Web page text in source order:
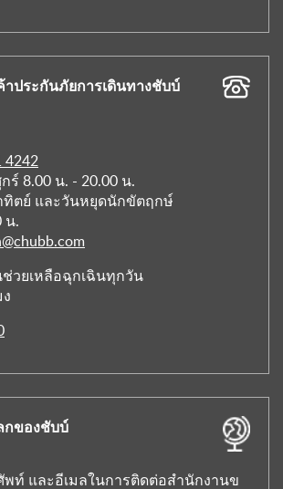
ประกันภัยการเดินทางชับบ์
4242
ร์ 8.00 น. - 20.00 น.
ทิตย์ และวันหยุดนักขัตฤกษ์
น.
วยเหลือฉุกเฉินทุกวัน
กของชับบ์
พท์ และอีเมลในการติดต่อสำนักงานข